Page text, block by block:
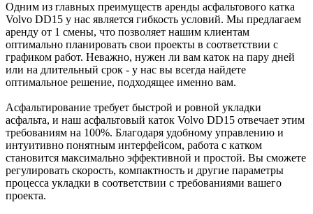
Одним из главных преимуществ аренды асфальтового катка
Volvo DD15 у нас является гибкость условий. Мы предлагаем
аренду от 1 смены, что позволяет нашим клиентам
оптимально планировать свои проекты в соответствии с
графиком работ. Неважно, нужен ли вам каток на пару дней
или на длительный срок - у нас вы всегда найдете
оптимальное решение, подходящее именно вам.
Асфальтирование требует быстрой и ровной укладки
асфальта, и наш асфальтовый каток Volvo DD15 отвечает этим
требованиям на 100%. Благодаря удобному управлению и
интуитивно понятным интерфейсом, работа с катком
становится максимально эффективной и простой. Вы сможете
регулировать скорость, компактность и другие параметры
процесса укладки в соответствии с требованиями вашего
проекта.